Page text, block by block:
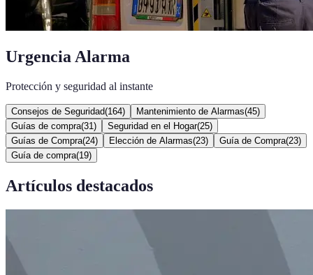
Urgencia Alarma
Protección y seguridad al instante
Consejos de Seguridad(164) Mantenimiento de Alarmas(45)
Guías de compra(31 ) Seguridad en el Hogar(25)
Guías de Compra(24) Elección de Alarmas(23) Guía de Compra(23)
Guía de compra(19)
Artículos destacados